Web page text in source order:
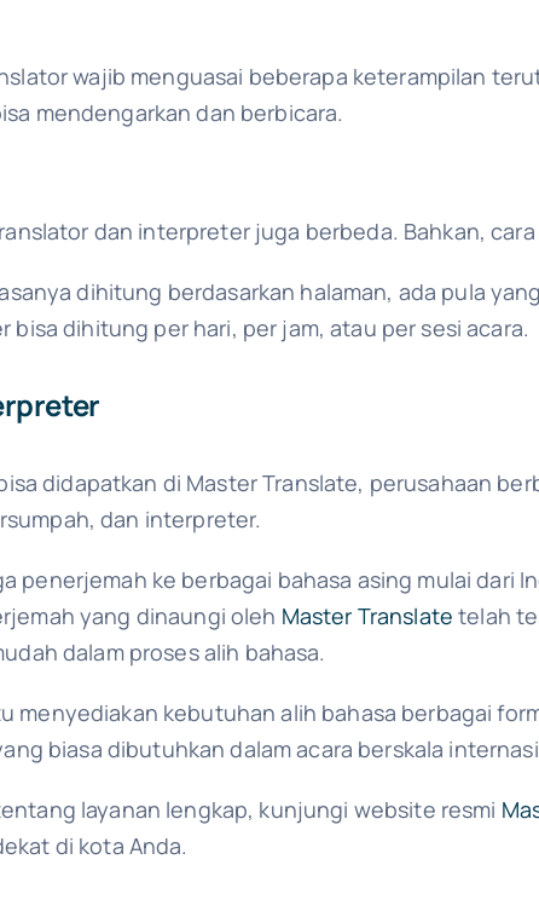
wajib menguasai beberapa keterampilan
mendengarkan dan berbicara.
dan interpreter juga berbeda. Bahkan,
dihitung berdasarkan halaman, ada pula
bisa dihitung per hari, per jam, atau per sesi acara.
didapatkan di Master Translate, perusahaan
dan interpreter.
penerjemah ke berbagai bahasa asing mulai dari
yang dinaungi oleh Master Translate telah
dalam proses alih bahasa.
menyediakan kebutuhan alih bahasa berbagai
biasa dibutuhkan dalam acara berskala
layanan lengkap, kunjungi website resmi
di kota Anda.